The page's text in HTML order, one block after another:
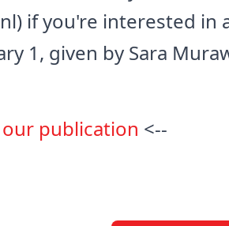
if you're interested
1, given by Sara
publication <--